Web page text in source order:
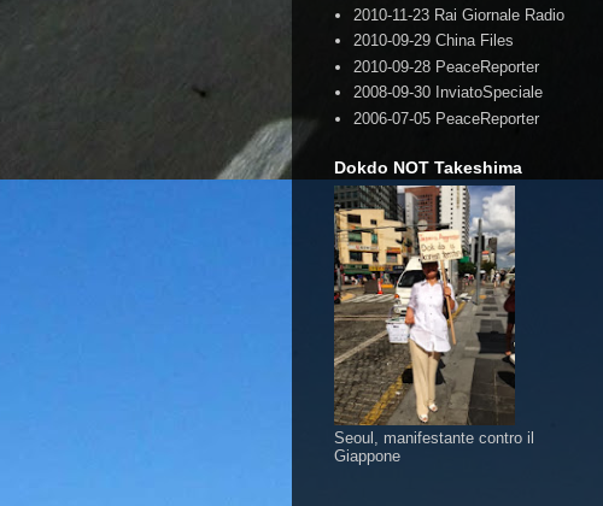
2010-11-23 Rai Giornale Radio
2010-09-29 China Files
2010-09-28 PeaceReporter
2008-09-30 InviatoSpeciale
2006-07-05 PeaceReporter
Dokdo NOT Takeshima
Seoul, manifestante contro il
Giappone